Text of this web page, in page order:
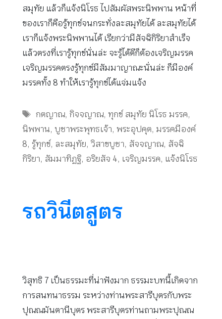
สมุทัย แล้วก็แจ้งนิโรธ ไปสัมผัสพระนิพพาน หน้าที่
ของเราก็คือรู้ทุกข์จนกระทั่งละสมุทัยได้ ละสมุทัยได้
เราก็แจ้งพระนิพพานได้ เรียกว่ามีสัจฉิกิริยาสำเร็จ
แล้วตรงที่เรารู้ทุกข์นั่นล่ะ จะรู้ได้ดีก็ต้องเจริญมรรค
เจริญมรรคตรงรู้ทุกข์มีสัมมาญาณะนั่นล่ะ ก็มีองค์
มรรคทั้ง 8 ทำให้เรารู้ทุกข์ได้แจ่มแจ้ง
Tags
กตญาณ, กิจจญาณ, ทุกข์ สมุทัย นิโรธ มรรค,
นิพพาน, บูชาพระพุทธเจ้า, พระอุปคุต, มรรคมีองค์
8, รู้ทุกข์, ละสมุทัย, วิสาขบูชา, สัจจญาณ, สัจฉิ
กิริยา, สัมมาทิฏฐิ, อริยสัจ 4, เจริญมรรค, แจ้งนิโรธ
รถวินีตสูตร
วิสุทธิ 7 เป็นธรรมะที่น่าฟังมาก ธรรมะบทนี้เกิดจาก
การสนทนาธรรม ระหว่างท่านพระสารีบุตรกับพระ
ปุณณมันตานีบุตร พระสารีบุตรท่านถามพระปุณณ